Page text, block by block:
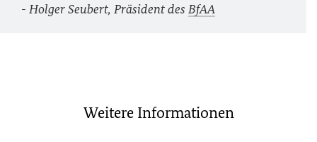
- Holger Seubert, Präsident des BfAA
Weitere Informationen